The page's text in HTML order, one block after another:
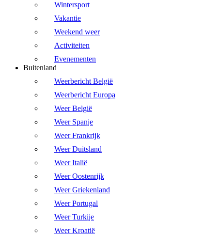
Wintersport
Vakantie
Weekend weer
Activiteiten
Evenementen
Buitenland
Weerbericht België
Weerbericht Europa
Weer België
Weer Spanje
Weer Frankrijk
Weer Duitsland
Weer Italië
Weer Oostenrijk
Weer Griekenland
Weer Portugal
Weer Turkije
Weer Kroatië